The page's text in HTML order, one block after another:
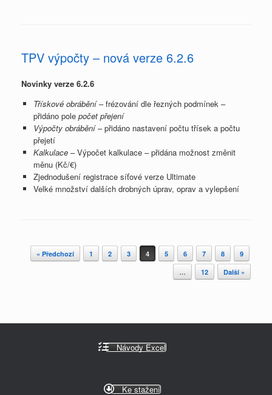
TPV výpočty – nová verze 6.2.6
Novinky verze 6.2.6
Třískové obrábění– frézování dle řezných podmínek –
přidáno pole počet přejení
Výpočty obrábění– přidáno nastavení počtu třísek a počtu
přejetí
Kalkulace– Výpočet kalkulace – přidána možnost změnit
měnu (Kč/€)
Zjednodušení registrace síťové verze Ultimate
Velké množství dalších drobných úprav, oprav a vylepšení
Post navigation
« Předchozí 1 2 3 4 5 6 7 8
9
…
12 Další »
Návody Excel
Ke stažení